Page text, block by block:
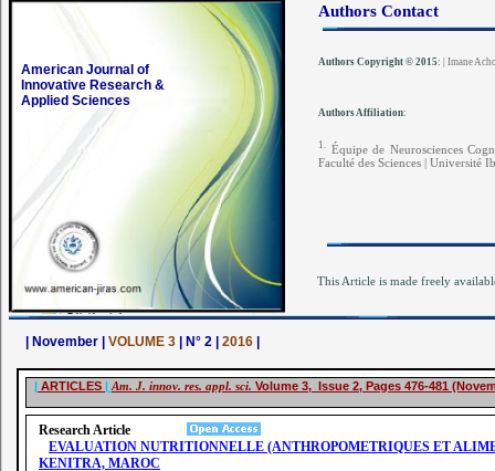
American Journal of
Innovative Research &
Applied Sciences
| ARTICLES | Am. J. innov. res. appl. sci. Volume 3, Issue 2, Pages 476-481
| November | VOLUME 3 | N° 2 | 2016 |
Research Article
EVALUATION NUTRITIONNELLE (ANTHROPOMETRIQUES ET
KENITRA, MAROC
Authors Contact
Authors Copyright © 2015: | Imane
Authors Affiliation:
1. Équipe de Neurosciences
Faculté des Sciences | Université
This Article is made freely